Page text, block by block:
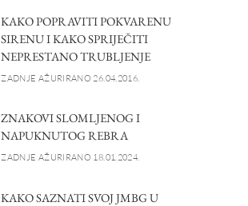
KAKO POPRAVITI POKVARENU
SIRENU I KAKO SPRIJEČITI
NEPRESTANO TRUBLJENJE
ZADNJE AŽURIRANO 26.04.2016.
ZNAKOVI SLOMLJENOG I
NAPUKNUTOG REBRA
ZADNJE AŽURIRANO 18.01.2024.
KAKO SAZNATI SVOJ JMBG U